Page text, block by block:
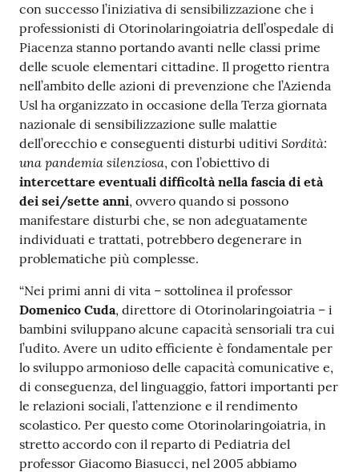
Costruiamo
Salute
Novità
Scuole
Imprese
ed Enti
Seguici
su
con successo l’iniziativa di sensibilizzazione che i
professionisti di Otorinolaringoiatria dell’ospedale di
Piacenza stanno portando avanti nelle classi prime
delle scuole elementari cittadine. Il progetto rientra
nell’ambito delle azioni di prevenzione che l’Azienda
Usl ha organizzato in occasione della Terza giornata
nazionale di sensibilizzazione sulle malattie
dell’orecchio e conseguenti disturbi uditivi Sordità:
una pandemia silenziosa, con l’obiettivo di
intercettare eventuali difficoltà nella fascia di età
dei sei/sette anni, ovvero quando si possono
manifestare disturbi che, se non adeguatamente
individuati e trattati, potrebbero degenerare in
problematiche più complesse.
“Nei primi anni di vita – sottolinea il professor
Domenico Cuda, direttore di Otorinolaringoiatria – i
bambini sviluppano alcune capacità sensoriali tra cui
l’udito. Avere un udito efficiente è fondamentale per
lo sviluppo armonioso delle capacità comunicative e,
di conseguenza, del linguaggio, fattori importanti per
le relazioni sociali, l’attenzione e il rendimento
scolastico. Per questo come Otorinolaringoiatria, in
stretto accordo con il reparto di Pediatria del
professor Giacomo Biasucci, nel 2005 abbiamo